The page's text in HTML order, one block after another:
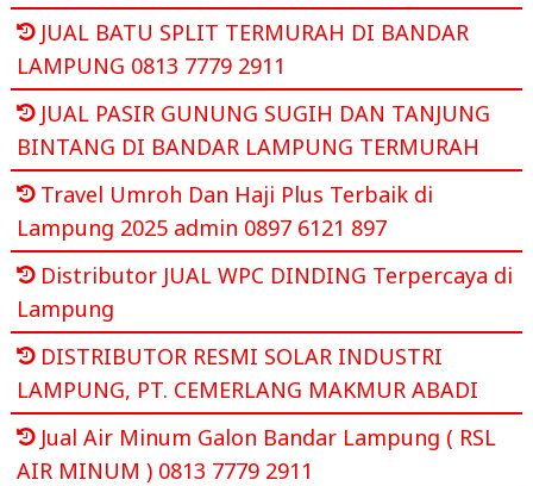
JUAL BATU SPLIT TERMURAH DI BANDAR
LAMPUNG 0813 7779 2911
JUAL PASIR GUNUNG SUGIH DAN TANJUNG
BINTANG DI BANDAR LAMPUNG TERMURAH
Travel Umroh Dan Haji Plus Terbaik di
Lampung 2025 admin 0897 6121 897
Distributor JUAL WPC DINDING Terpercaya di
Lampung
DISTRIBUTOR RESMI SOLAR INDUSTRI
LAMPUNG, PT. CEMERLANG MAKMUR ABADI
Jual Air Minum Galon Bandar Lampung ( RSL
AIR MINUM ) 0813 7779 2911